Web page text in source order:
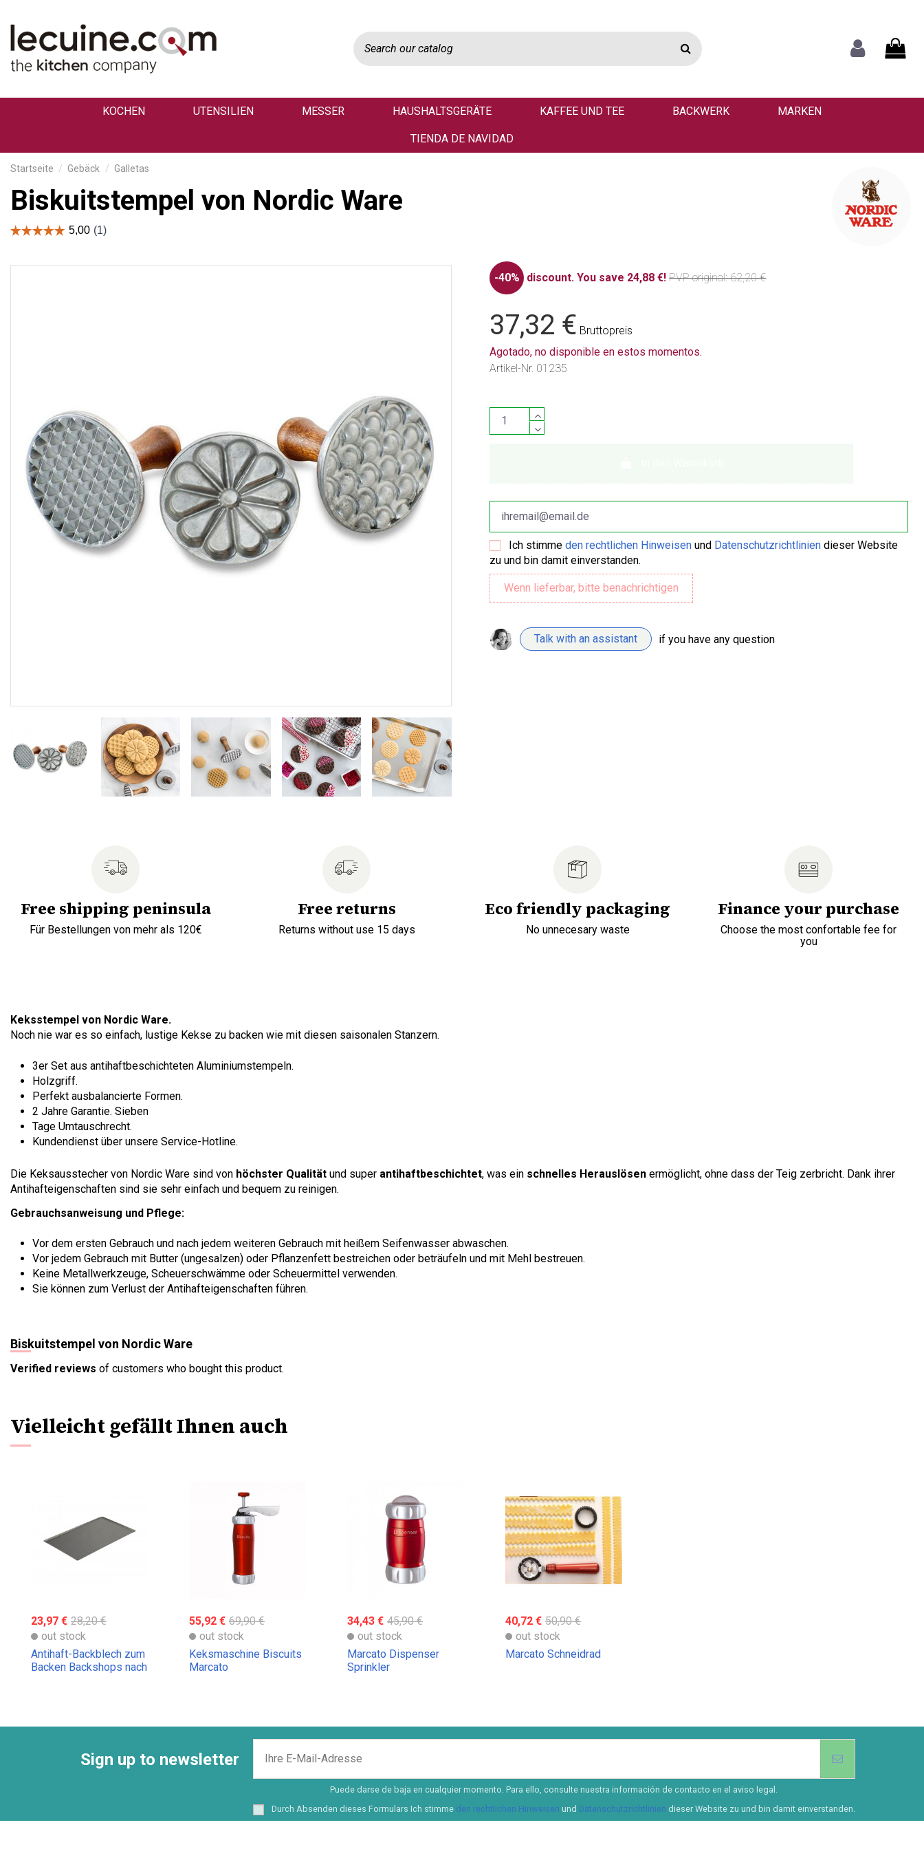
KOCHEN UTENSILIEN MESSER HAUSHALTSGERÄTE KAFFEE UND TEE BACKWERK MARKEN
TIENDA DE NAVIDAD
Startseite Gebäck Galletas
Biskuitstempel von Nordic Ware
-40% discount.You save 24,88 €! PVPoriginal: 62,20 €
37,32 € Bruttopreis
Agotado, no disponible en estos momentos.
Artikel-Nr. 01235
Ich stimmeden rechtlichen Hinweisen und Datenschutzrichtlinien dieser Website
zu und bin damit einverstanden.
Talk with an assistant if you have any question
Free shipping peninsula
Für Bestellungen von mehr als 120€
Free returns
Returns without use 15 days
Eco friendly packaging
No unnecesary waste
Finance your purchase
Choose the most confortable fee for
you
Keksstempel von Nordic Ware.
Noch nie war es so einfach, lustige Kekse zu backen wie mit diesen saisonalen Stanzern.
3er Set aus antihaftbeschichteten Aluminiumstempeln.
Holzgriff.
Perfekt ausbalancierte Formen.
2 Jahre Garantie. Sieben
Tage Umtauschrecht.
Kundendienst über unsere Service-Hotline.
Die Keksausstecher von Nordic Ware sind von höchster Qualität und super antihaftbeschichtet, was ein schnelles Herauslösen ermöglicht, ohne dass der Teig zerbricht. Dank ihrer
Antihafteigenschaften sind sie sehr einfach und bequem zu reinigen.
Gebrauchsanweisung und Pflege:
Vor dem ersten Gebrauch und nach jedem weiteren Gebrauch mit heißem Seifenwasser abwaschen.
Vor jedem Gebrauch mit Butter (ungesalzen) oder Pflanzenfett bestreichen oder beträufeln und mit Mehl bestreuen.
Keine Metallwerkzeuge, Scheuerschwämme oder Scheuermittel verwenden.
Sie können zum Verlust der Antihafteigenschaften führen.
Biskuitstempel von Nordic Ware
Verified reviews of customers who bought this product.
Vielleicht gefällt Ihnen auch
23,97 € 28,20 €
out stock
Antihaft-Backblech zum
Backen Backshops nach
55,92 € 69,90 €
out stock
Keksmaschine Biscuits
Marcato
34,43 € 45,90 €
out stock
Marcato Dispenser
Sprinkler
40,72 € 50,90 €
out stock
Marcato Schneidrad
Sign up to newsletter
Puede darse de baja en cualquier momento. Para ello, consulte nuestra información de contacto en el aviso legal.
Durch Absenden dieses Formulars Ich stimme den rechtlichen Hinweisen und Datenschutzrichtlinien dieser Website zu und bin damit einverstanden.